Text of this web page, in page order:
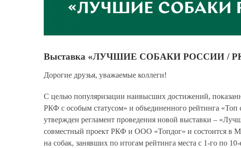
Выставка «ЛУЧШИЕ СОБАКИ РОССИИ /
Дорогие друзья, уважаемые коллеги!
С целью популяризации наивысших достижений,
РКФ с особым статусом» и объединенного рейтинга
утвержден регламент проведения новой выставки –
совместный проект РКФ и ООО «Топдог» и состоится в
на собак, занявших по итогам рейтинга места с 1-го по